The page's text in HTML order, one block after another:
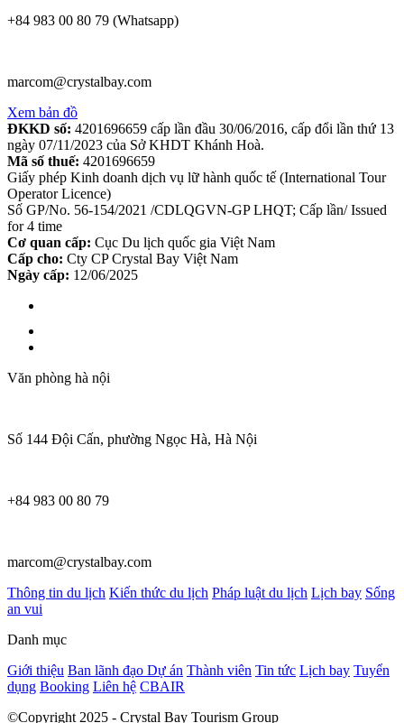
+84 983 00 80 79 (Whatsapp)
marcom@crystalbay.com
Xem bản đồ
ĐKKD số: 4201696659 cấp lần đầu 30/06/2016, cấp đổi lần thứ 13
ngày 07/11/2023 của Sở KHDT Khánh Hoà.
Mã số thuế: 4201696659
Giấy phép Kinh doanh dịch vụ lữ hành quốc tế (International Tour
Operator Licence)
Số GP/No. 56-154/2021 /CDLQGVN-GP LHQT; Cấp lần/ Issued
for 4 time
Cơ quan cấp: Cục Du lịch quốc gia Việt Nam
Cấp cho: Cty CP Crystal Bay Việt Nam
Ngày cấp: 12/06/2025
Văn phòng hà nội
Số 144 Đội Cấn, phường Ngọc Hà, Hà Nội
+84 983 00 80 79
marcom@crystalbay.com
Thông tin du lịch Kiến thức du lịch Pháp luật du lịch Lịch bay Sống
an vui
Danh mục
Giới thiệu Ban lãnh đạo Dự án Thành viên Tin tức Lịch bay Tuyển
dụng Booking Liên hệ CBAIR
©Copyright 2025 - Crystal Bay Tourism Group